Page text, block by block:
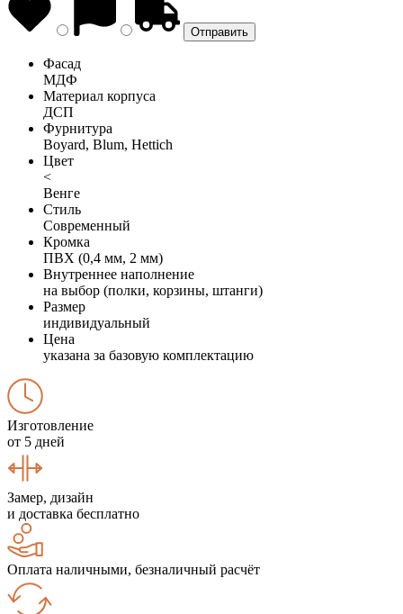
Фасад
МДФ
Материал корпуса
ДСП
Фурнитура
Boyard, Blum, Hettich
Цвет
<
Венге
Стиль
Современный
Кромка
ПВХ (0,4 мм, 2 мм)
Внутреннее наполнение
на выбор (полки, корзины, штанги)
Размер
индивидуальный
Цена
указана за базовую комплектацию
Изготовление
от 5 дней
Замер, дизайн
и доставка бесплатно
Оплата наличными, безналичный расчёт